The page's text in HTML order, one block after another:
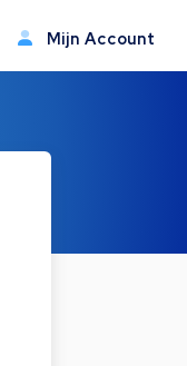
Mijn Account